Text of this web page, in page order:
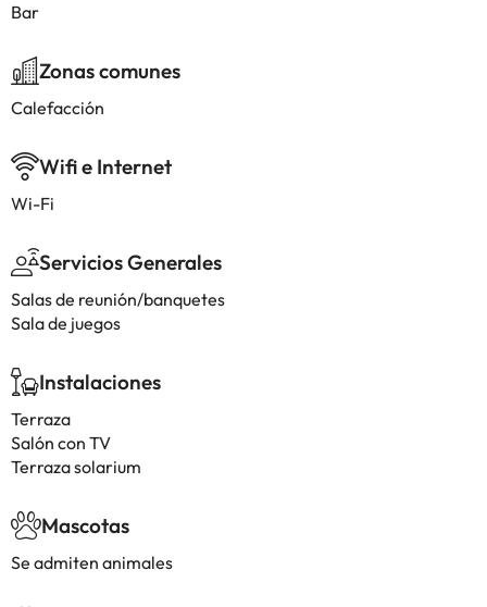
Bar
Zonas comunes
Calefacción
Wifi e Internet
Wi-Fi
Servicios Generales
Salas de reunión/banquetes
Sala de juegos
Instalaciones
Terraza
Salón con TV
Terraza solarium
Mascotas
Se admiten animales